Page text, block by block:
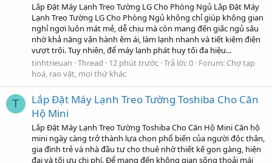
Lắp Đặt Máy Lạnh Treo Tường LG Cho Phòng Ngủ Lắp Đặt Máy
Lạnh Treo Tường LG Cho Phòng Ngủ không chỉ giúp không gian
nghỉ ngơi luôn mát mẻ, dễ chịu mà còn mang đến giấc ngủ sâu
nhờ khả năng vận hành êm ái, làm lạnh nhanh và tiết kiệm điện
vượt trội. Tuy nhiên, để máy lạnh phát huy tối đa hiệu...
tinhtrieuan Thread 12 phút trước Trả lời: 0 Forum: Chợ tạp
hoá, rao vặt, mọi thứ khác
T
Lắp Đặt Máy Lạnh Treo Tường Toshiba Cho Căn
Hộ Mini
Lắp Đặt Máy Lạnh Treo Tường Toshiba Cho Căn Hộ Mini Căn hộ
mini ngày càng trở thành lựa chọn phổ biến của người độc thân,
gia đình trẻ và nhà đầu tư cho thuê nhờ thiết kế gọn gàng, hiện
đại và tối ưu chi phí. Để mang đến không gian sống thoải mái